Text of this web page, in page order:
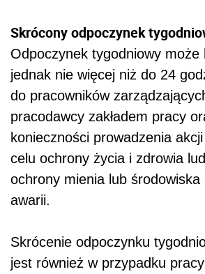
Skrócony odpoczynek
Odpoczynek tygodniowy może
jednak nie więcej niż do 24
do pracowników
pracodawcy zakładem pracy
konieczności prowadzenia
celu ochrony życia i zdrowia
ochrony mienia lub środowiska
awarii.
Skrócenie odpoczynku
jest również w przypadku